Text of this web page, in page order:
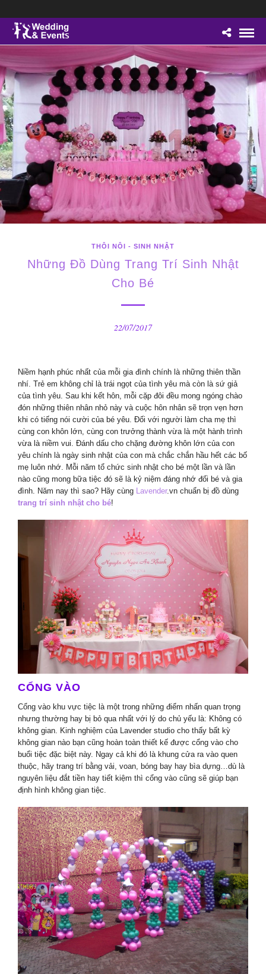
THÔI NÔI - SINH NHẬT
Những Đồ Dùng Trang Trí Sinh Nhật
Cho Bé
22/07/2017
Niềm hạnh phúc nhất của mỗi gia đình chính là những thiên thần
nhí. Trẻ em không chỉ là trái ngọt của tình yêu mà còn là sứ giả
của tình yêu. Sau khi kết hôn, mỗi cặp đôi đều mong ngóng chào
đón những thiên nhân nhỏ này và cuộc hôn nhân sẽ trọn vẹn hơn
khi có tiếng nói cười của bé yêu. Đối với người làm cha mẹ thì
cùng con khôn lớn, cùng con trưởng thành vừa là một hành trình
vừa là niềm vui. Đánh dấu cho chặng đường khôn lớn của con
yêu chính là ngày sinh nhật của con mà chắc chắn hầu hết các bố
mẹ luôn nhớ. Mỗi năm tổ chức sinh nhật cho bé một lần và lần
nào cũng mong bữa tiệc đó sẽ là kỷ niệm đáng nhớ đối bé và gia
đình. Năm nay thì sao? Hãy cùng Lavender.vn chuẩn bị đồ dùng
trang trí sinh nhật cho bé!
CỔNG VÀO
Cổng vào khu vực tiệc là một trong những điểm nhấn quan trọng
nhưng thường hay bị bỏ qua nhất với lý do chủ yếu là: Không có
không gian. Kinh nghiệm của Lavender studio cho thấy bất kỳ
không gian nào bạn cũng hoàn toàn thiết kế được cổng vào cho
buổi tiệc đặc biệt này. Ngay cả khi đó là khung cửa ra vào quen
thuộc, hãy trang trí bằng vải, voan, bóng bay hay bìa dựng…dù là
nguyên liệu đắt tiền hay tiết kiệm thì cổng vào cũng sẽ giúp bạn
định hình không gian tiệc.